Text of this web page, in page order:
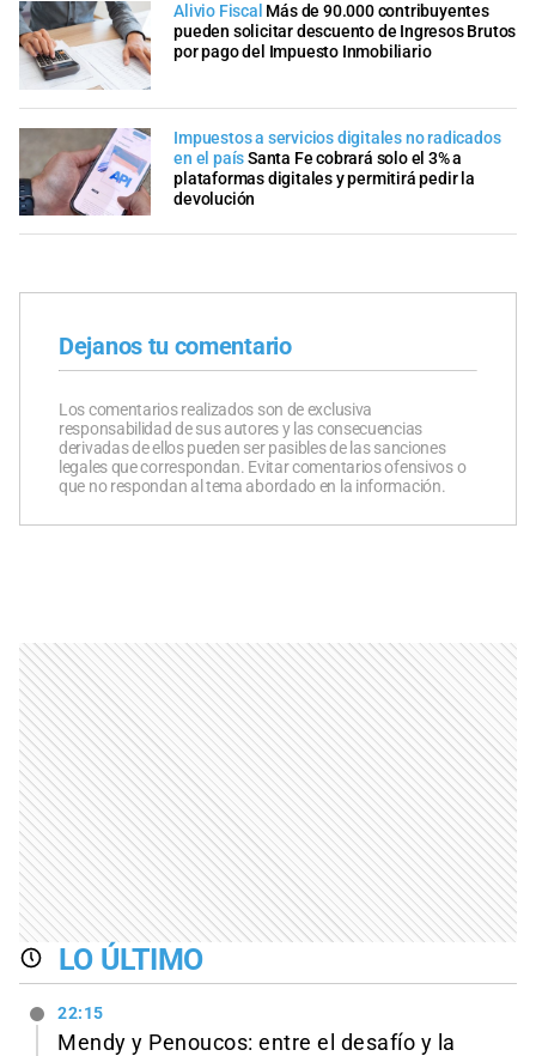
Alivio Fiscal Más de 90.000 contribuyentes
pueden solicitar descuento de Ingresos Brutos
por pago del Impuesto Inmobiliario
Impuestos a servicios digitales no radicados
en el paísSanta Fe cobrará solo el 3% a
plataformas digitales y permitirá pedir la
devolución
Dejanos tu comentario
Los comentarios realizados son de exclusiva
responsabilidad de sus autores y las consecuencias
derivadas de ellos pueden ser pasibles de las sanciones
legales que correspondan. Evitar comentarios ofensivos o
que no respondan al tema abordado en la información.
LO ÚLTIMO
22:15
Mendy y Penoucos: entre el desafío y la